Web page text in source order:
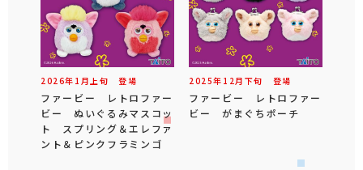
2026年 1 月 上旬 登場
ファービー レトロファー
ビー ぬいぐるみマスコッ
ト スプリング＆エレファ
ント＆ピンクフラミンゴ
2025年 12 月 下旬 登場
ファービー レトロファー
ビー がまぐちポーチ